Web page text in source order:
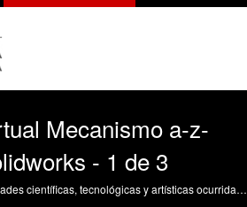
Mecanismo a-z-
- 1 de 3
Divulgación de las actividades científicas, tecnológicas y artísticas ocurridas en los tres campus de la UPV